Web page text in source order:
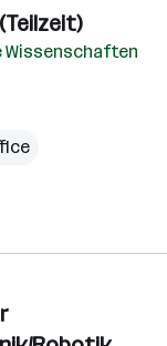
Wissenschaften